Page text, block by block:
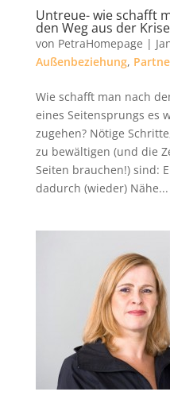
Untreue- wie schafft
den Weg aus der
von PetraHomepage |
Außenbeziehung,
Wie schafft man nach
eines Seitensprungs es
zugehen? Nötige
zu bewältigen (und die
Seiten brauchen!) sind:
dadurch (wieder) Nähe...